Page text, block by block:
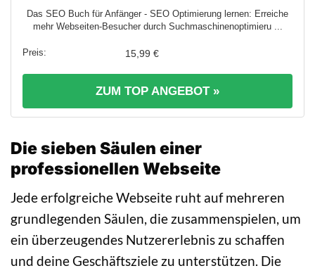
Das SEO Buch für Anfänger - SEO Optimierung lernen: Erreiche
mehr Webseiten-Besucher durch Suchmaschinenoptimieru ...
15,99 €
ZUM TOP ANGEBOT »
Die sieben Säulen einer
professionellen Webseite
Jede erfolgreiche Webseite ruht auf mehreren
grundlegenden Säulen, die zusammenspielen, um
ein überzeugendes Nutzererlebnis zu schaffen
und deine Geschäftsziele zu unterstützen. Die